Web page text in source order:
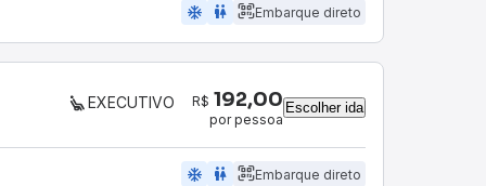
ac_unit wc Embarque direto
EXECUTIVO R$ 192,00
por pessoa
Escolher ida
ac_unit wc Embarque direto